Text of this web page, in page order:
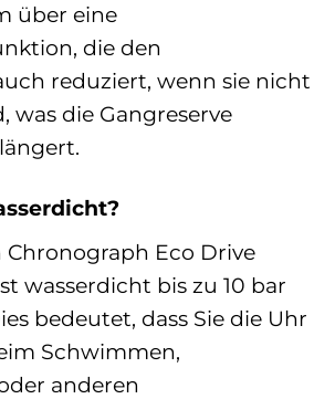
über eine
die den
reduziert, wenn sie nicht
was die Gangreserve
Chronograph Eco Drive
wasserdicht bis zu 10 bar
bedeutet, dass Sie die Uhr
Schwimmen,
anderen